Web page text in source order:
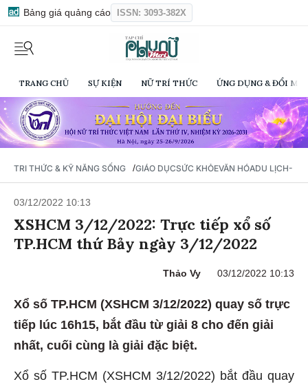
Bảng giá quảng cáo ISSN: 3093-382X
TRANG CHỦ SỰ KIỆN NỮ TRÍ THỨC ỨNG DỤNG & ĐỔI
TRI THỨC & KỸ NĂNG SỐNG /GIÁO DỤCSỨC KHỎEVĂN HÓADU LỊCH-
03/12/2022 10:13
XSHCM 3/12/2022: Trực tiếp xổ số
TP.HCM thứ Bảy ngày 3/12/2022
Thảo Vy 03/12/2022 10:13
Xổ số TP.HCM (XSHCM 3/12/2022) quay số trực
tiếp lúc 16h15, bắt đầu từ giải 8 cho đến giải
nhất, cuối cùng là giải đặc biệt.
Xổ số TP.HCM (XSHCM 3/12/2022) bắt đầu quay